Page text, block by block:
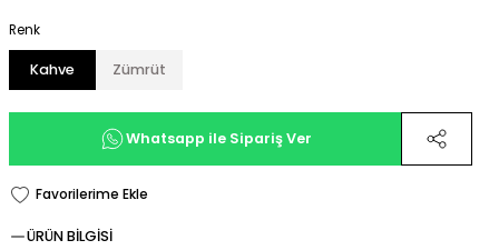
Renk
Kahve Zümrüt
Whatsapp ile Sipariş Ver
ÜRÜN BİLGİSİ